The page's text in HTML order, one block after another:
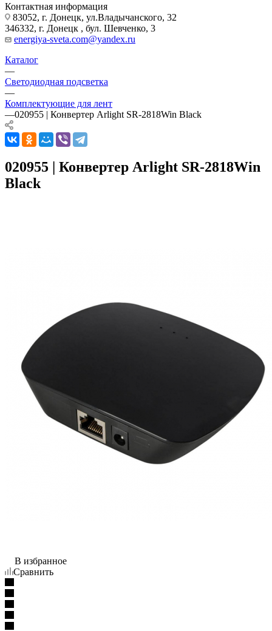
Контактная информация
83052, г. Донецк, ул.Владычанского, 32
346332, г. Донецк , бул. Шевченко, 3
energiya-sveta.com@yandex.ru
Каталог
—
Светодиодная подсветка
—
Комплектующие для лент
—020955 | Конвертер Arlight SR-2818Win Black
020955 | Конвертер Arlight SR-2818Win
Black
В избранное
Сравнить